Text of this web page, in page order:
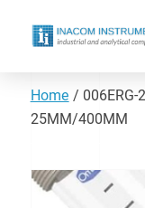
Home / 006ERG-
25MM/400MM